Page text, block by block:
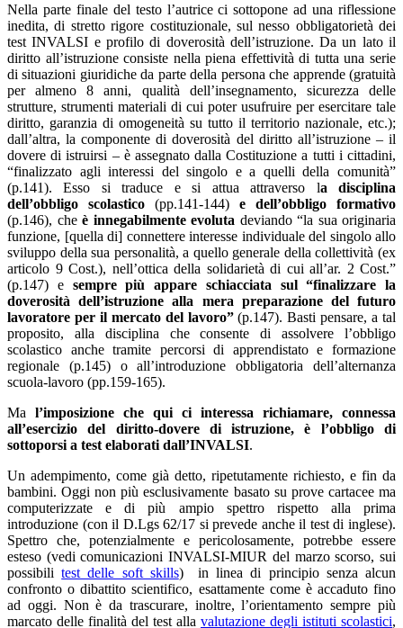
Nella parte finale del testo l’autrice ci sottopone ad una riflessione
inedita, di stretto rigore costituzionale, sul nesso obbligatorietà dei
test INVALSI e profilo di doverosità dell’istruzione. Da un lato il
diritto all’istruzione consiste nella piena effettività di tutta una serie
di situazioni giuridiche da parte della persona che apprende (gratuità
per almeno 8 anni, qualità dell’insegnamento, sicurezza delle
strutture, strumenti materiali di cui poter usufruire per esercitare tale
diritto, garanzia di omogeneità su tutto il territorio nazionale, etc.);
dall’altra, la componente di doverosità del diritto all’istruzione – il
dovere di istruirsi – è assegnato dalla Costituzione a tutti i cittadini,
“finalizzato agli interessi del singolo e a quelli della comunità”
(p.141). Esso si traduce e si attua attraverso la disciplina
dell’obbligo scolastico (pp.141-144) e dell’obbligo formativo
(p.146), che è innegabilmente evoluta deviando “la sua originaria
funzione, [quella di] connettere interesse individuale del singolo allo
sviluppo della sua personalità, a quello generale della collettività (ex
articolo 9 Cost.), nell’ottica della solidarietà di cui all’ar. 2 Cost.”
(p.147) e sempre più appare schiacciata sul “finalizzare la
doverosità dell’istruzione alla mera preparazione del futuro
lavoratore per il mercato del lavoro”(p.147). Basti pensare, a tal
proposito, alla disciplina che consente di assolvere l’obbligo
scolastico anche tramite percorsi di apprendistato e formazione
regionale (p.145) o all’introduzione obbligatoria dell’alternanza
scuola-lavoro (pp.159-165).
Ma l’imposizione che qui ci interessa richiamare, connessa
all’esercizio del diritto-dovere di istruzione, è
l’obbligo di
sottoporsi a test elaborati dall’INVALSI.
Un adempimento, come già detto, ripetutamente richiesto, e fin da
bambini. Oggi non più esclusivamente basato su prove cartacee ma
computerizzate e di più ampio spettro rispetto alla prima
introduzione (con il D.Lgs 62/17 si prevede anche il test di inglese).
Spettro che, potenzialmente e pericolosamente, potrebbe essere
esteso (vedi comunicazioni INVALSI-MIUR del marzo scorso, sui
possibilitest delle soft skills) in linea di principio senza alcun
confronto o dibattito scientifico, esattamente come è accaduto fino
ad oggi. Non è da trascurare, inoltre, l’orientamento sempre più
marcato delle finalità del test alla valutazione degli istituti scolastici,